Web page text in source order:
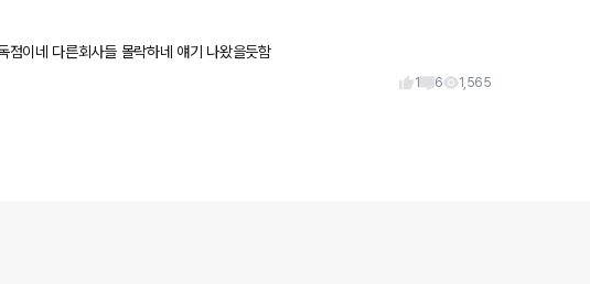
동차 시장 테슬라독점이네 다른회사들 몰락하네 얘기 나왔을듯함
1 6 1,565